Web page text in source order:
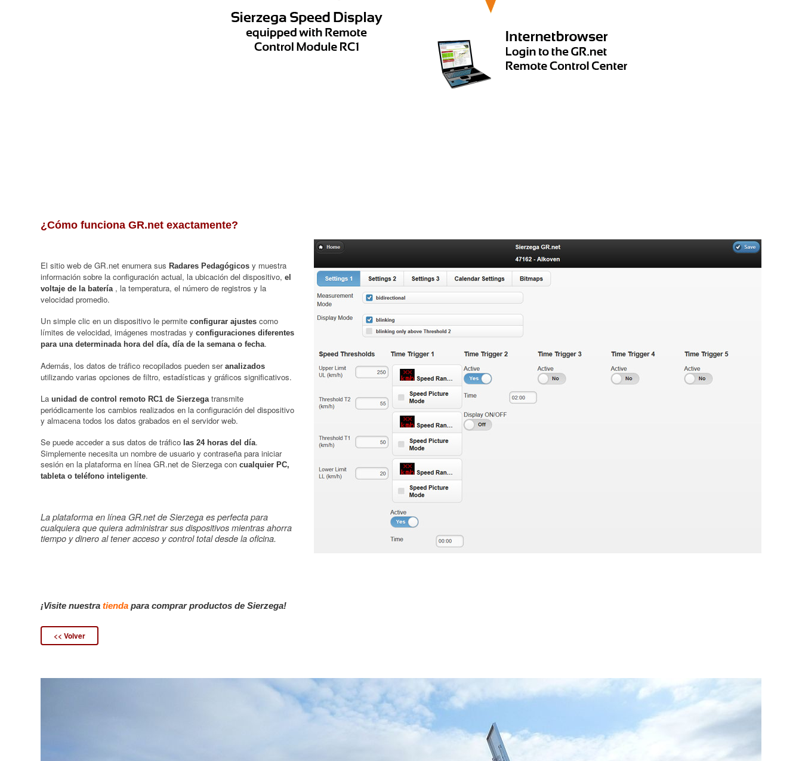
¿Cómo funciona GR.net exactamente?
El sitio web de GR.net enumera sus Radares Pedagógicos y muestra
información sobre la configuración actual, la ubicación del dispositivo, el
voltaje de la batería , la temperatura, el número de registros y la
velocidad promedio.
Un simple clic en un dispositivo le permite configurar ajustes como
límites de velocidad, imágenes mostradas y configuraciones diferentes
para una determinada hora del día, día de la semana o fecha.
Además, los datos de tráfico recopilados pueden ser analizados
utilizando varias opciones de filtro, estadísticas y gráficos significativos.
La unidad de control remoto RC1 de Sierzega transmite
periódicamente los cambios realizados en la configuración del dispositivo
y almacena todos los datos grabados en el servidor web.
Se puede acceder a sus datos de tráfico las 24 horas del día.
Simplemente necesita un nombre de usuario y contraseña para iniciar
sesión en la plataforma en línea GR.net de Sierzega con cualquier PC,
tableta o teléfono inteligente.
La plataforma en línea GR.net de Sierzega es perfecta para
cualquiera que quiera administrar sus dispositivos mientras ahorra
tiempo y dinero al tener acceso y control total desde la oficina.
¡Visite nuestra tienda para comprar productos de Sierzega!
<< Volver